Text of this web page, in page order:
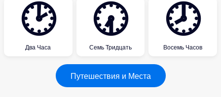
🕑
Два Часа
🕢
Семь Тридцать
🕗
Восемь Часов
Путешествия и Места